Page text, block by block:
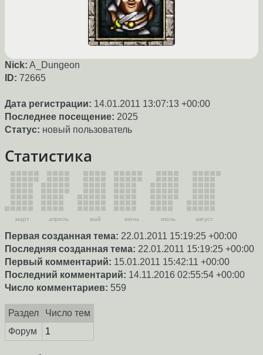
Nick: A_Dungeon
ID: 72665
Дата регистрации: 14.01.2011 13:07:13 +00:00
Последнее посещение: 2025
Статус: новый пользователь
Статистика
март апрель май июнь июль август
Первая созданная тема: 22.01.2011 15:19:25 +00:00
Последняя созданная тема: 22.01.2011 15:19:25 +00:00
Первый комментарий: 15.01.2011 15:42:11 +00:00
Последний комментарий: 14.11.2016 02:55:54 +00:00
Число комментариев: 559
Раздел
Число тем
Форум
1